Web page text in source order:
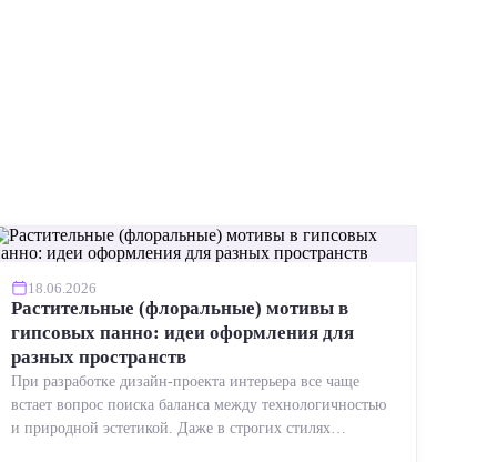
18.06.2026
Растительные (флоральные) мотивы в
гипсовых панно: идеи оформления для
разных пространств
При разработке дизайн-проекта интерьера все чаще
встает вопрос поиска баланса между технологичностью
и природной эстетикой. Даже в строгих стилях